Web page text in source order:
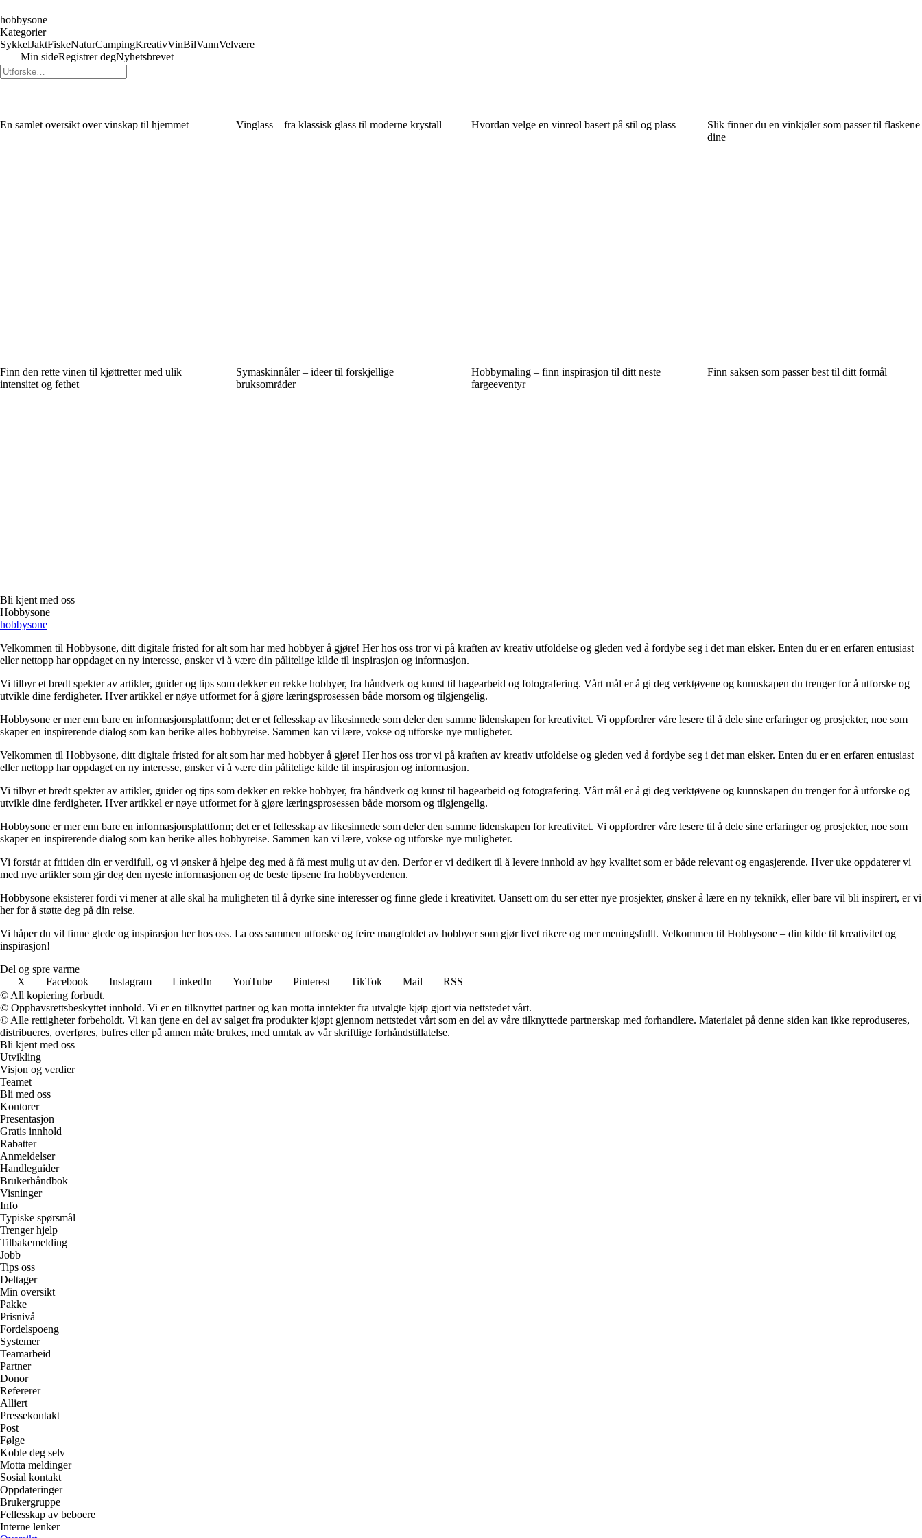
hobbysone
Kategorier
SykkelJaktFiskeNaturCampingKreativVinBilVannVelvære
Min sideRegistrer degNyhetsbrevet
En samlet oversikt over vinskap til hjemmet Vinglass – fra klassisk glass til moderne krystall Hvordan velge en vinreol basert på stil og plass
Slik finner du en vinkjøler som passer til flaskene
dine
Finn den rette vinen til kjøttretter med ulik
intensitet og fethet
Symaskinnåler – ideer til forskjellige
bruksområder
Hobbymaling – finn inspirasjon til ditt neste
fargeeventyr
Finn saksen som passer best til ditt formål
Bli kjent med oss
Hobbysone
hobbysone
Velkommen til Hobbysone, ditt digitale fristed for alt som har med hobbyer å gjøre! Her hos oss tror vi på kraften av kreativ utfoldelse og gleden ved å fordybe seg i det man elsker. Enten du er en erfaren entusiast
eller nettopp har oppdaget en ny interesse, ønsker vi å være din pålitelige kilde til inspirasjon og informasjon.
Vi tilbyr et bredt spekter av artikler, guider og tips som dekker en rekke hobbyer, fra håndverk og kunst til hagearbeid og fotografering. Vårt mål er å gi deg verktøyene og kunnskapen du trenger for å utforske og
utvikle dine ferdigheter. Hver artikkel er nøye utformet for å gjøre læringsprosessen både morsom og tilgjengelig.
Hobbysone er mer enn bare en informasjonsplattform; det er et fellesskap av likesinnede som deler den samme lidenskapen for kreativitet. Vi oppfordrer våre lesere til å dele sine erfaringer og prosjekter, noe som
skaper en inspirerende dialog som kan berike alles hobbyreise. Sammen kan vi lære, vokse og utforske nye muligheter.
Velkommen til Hobbysone, ditt digitale fristed for alt som har med hobbyer å gjøre! Her hos oss tror vi på kraften av kreativ utfoldelse og gleden ved å fordybe seg i det man elsker. Enten du er en erfaren entusiast
eller nettopp har oppdaget en ny interesse, ønsker vi å være din pålitelige kilde til inspirasjon og informasjon.
Vi tilbyr et bredt spekter av artikler, guider og tips som dekker en rekke hobbyer, fra håndverk og kunst til hagearbeid og fotografering. Vårt mål er å gi deg verktøyene og kunnskapen du trenger for å utforske og
utvikle dine ferdigheter. Hver artikkel er nøye utformet for å gjøre læringsprosessen både morsom og tilgjengelig.
Hobbysone er mer enn bare en informasjonsplattform; det er et fellesskap av likesinnede som deler den samme lidenskapen for kreativitet. Vi oppfordrer våre lesere til å dele sine erfaringer og prosjekter, noe som
skaper en inspirerende dialog som kan berike alles hobbyreise. Sammen kan vi lære, vokse og utforske nye muligheter.
Vi forstår at fritiden din er verdifull, og vi ønsker å hjelpe deg med å få mest mulig ut av den. Derfor er vi dedikert til å levere innhold av høy kvalitet som er både relevant og engasjerende. Hver uke oppdaterer vi
med nye artikler som gir deg den nyeste informasjonen og de beste tipsene fra hobbyverdenen.
Hobbysone eksisterer fordi vi mener at alle skal ha muligheten til å dyrke sine interesser og finne glede i kreativitet. Uansett om du ser etter nye prosjekter, ønsker å lære en ny teknikk, eller bare vil bli inspirert, er vi
her for å støtte deg på din reise.
Vi håper du vil finne glede og inspirasjon her hos oss. La oss sammen utforske og feire mangfoldet av hobbyer som gjør livet rikere og mer meningsfullt. Velkommen til Hobbysone – din kilde til kreativitet og
inspirasjon!
Del og spre varme
X
Facebook Instagram LinkedIn YouTube Pinterest TikTok Mail
RSS
© All kopiering forbudt.
© Opphavsrettsbeskyttet innhold. Vi er en tilknyttet partner og kan motta inntekter fra utvalgte kjøp gjort via nettstedet vårt.
© Alle rettigheter forbeholdt. Vi kan tjene en del av salget fra produkter kjøpt gjennom nettstedet vårt som en del av våre tilknyttede partnerskap med forhandlere. Materialet på denne siden kan ikke reproduseres,
distribueres, overføres, bufres eller på annen måte brukes, med unntak av vår skriftlige forhåndstillatelse.
Bli kjent med oss
Utvikling
Visjon og verdier
Teamet
Bli med oss
Kontorer
Presentasjon
Gratis innhold
Rabatter
Anmeldelser
Handleguider
Brukerhåndbok
Visninger
Info
Typiske spørsmål
Trenger hjelp
Tilbakemelding
Jobb
Tips oss
Deltager
Min oversikt
Pakke
Prisnivå
Fordelspoeng
Systemer
Teamarbeid
Partner
Donor
Refererer
Alliert
Pressekontakt
Post
Følge
Koble deg selv
Motta meldinger
Sosial kontakt
Oppdateringer
Brukergruppe
Fellesskap av beboere
Interne lenker